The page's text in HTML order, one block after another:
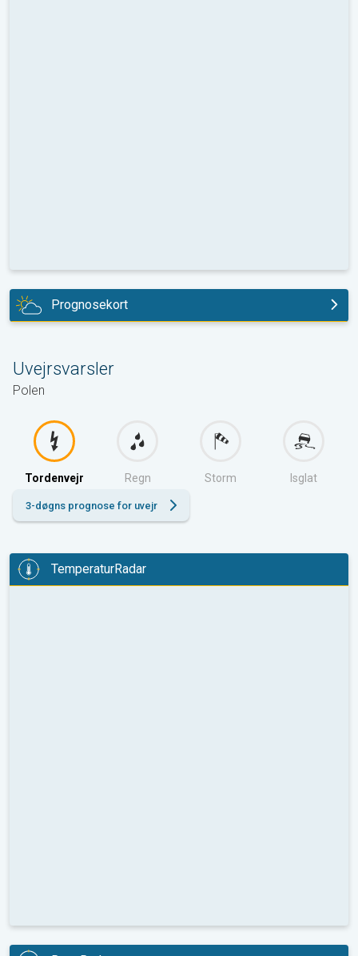
Prognosekort
Uvejrsvarsler
Polen
Tordenvejr Regn Storm Isglat
3-døgns prognose for uvejr
TemperaturRadar